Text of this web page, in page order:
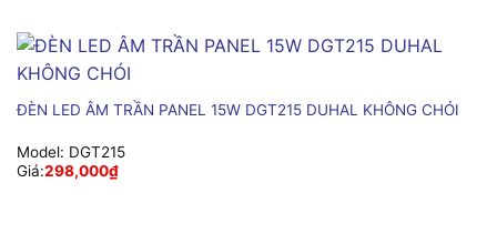
ĐÈN LED ÂM TRẦN PANEL 15W DGT215 DUHAL KHÔNG CHÓI
Model: DGT215
Giá:298,000₫